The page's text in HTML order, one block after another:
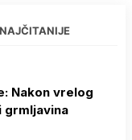
NAJČITANIJE
Nakon vrelog
grmljavina